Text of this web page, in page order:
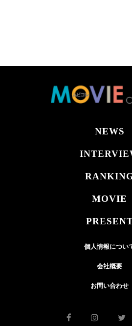
NEWS
MOVIE
個人情報につい
会社概要
お問い合わせ